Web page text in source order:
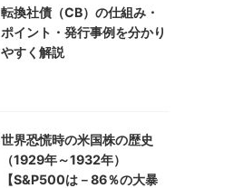
転換社債（CB）の仕組み・
ポイント・発行事例を分かり
やすく解説
世界恐慌時の米国株の歴史
（1929年～1932年）
【S&P500は－86％の大暴